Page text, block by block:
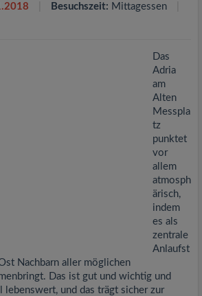
Besuchszeit: Mittagessen
Das
Adria
am
Alten
Messpla
tz
punktet
vor
allem
atmosph
ärisch,
indem
es als
zentrale
Anlaufst
Nachbarn aller möglichen
Das ist gut und wichtig und
lebenswert, und das trägt sicher zur